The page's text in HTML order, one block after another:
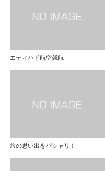
エティハド航空就航
旅の思い出をパシャリ！